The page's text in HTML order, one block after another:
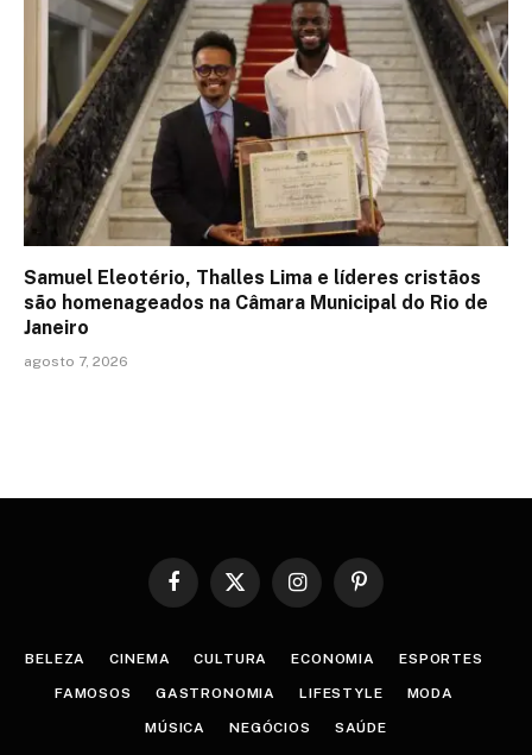
Samuel Eleotério, Thalles Lima e líderes cristãos
são homenageados na Câmara Municipal do Rio de
Janeiro
agosto 7, 2026
Facebook
X
InstagramPinterest
BELEZA CINEMA CULTURA ECONOMIA ESPORTES
FAMOSOS GASTRONOMIA LIFESTYLE MODA
MÚSICA NEGÓCIOS SAÚDE